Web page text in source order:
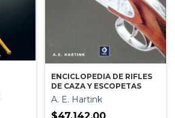
ENCICLOPEDIA DE RIFLES
DE CAZA Y ESCOPETAS
A. E. Hartink